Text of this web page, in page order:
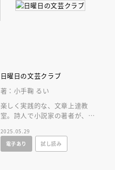
日曜日の文芸クラブ
著：小手鞠 るい
楽しく実践的な、文章上達教
室。詩人で小説家の著者が、１
説、と階段を上るように書ける
秘訣を伝授。
2025.05.29
電子あり
試し読み